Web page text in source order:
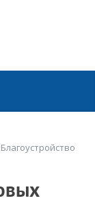
Благоустройство